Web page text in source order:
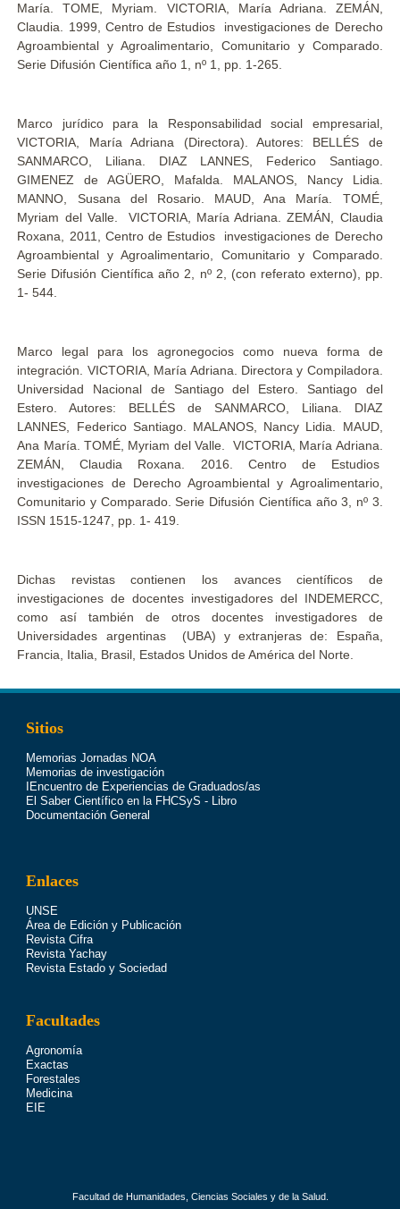
María. TOME, Myriam. VICTORIA, María Adriana. ZEMÁN,
Claudia. 1999, Centro de Estudios investigaciones de Derecho
Agroambiental y Agroalimentario, Comunitario y Comparado.
Serie Difusión Científica año 1, nº 1, pp. 1-265.
Marco jurídico para la Responsabilidad social empresarial,
VICTORIA, María Adriana (Directora). Autores: BELLÉS de
SANMARCO, Liliana. DIAZ LANNES, Federico Santiago.
GIMENEZ de AGÜERO, Mafalda. MALANOS, Nancy Lidia.
MANNO, Susana del Rosario. MAUD, Ana María. TOMÉ,
Myriam del Valle. VICTORIA, María Adriana. ZEMÁN, Claudia
Roxana, 2011, Centro de Estudios investigaciones de Derecho
Agroambiental y Agroalimentario, Comunitario y Comparado.
Serie Difusión Científica año 2, nº 2, (con referato externo), pp.
1- 544.
Marco legal para los agronegocios como nueva forma de
integración. VICTORIA, María Adriana. Directora y Compiladora.
Universidad Nacional de Santiago del Estero. Santiago del
Estero. Autores: BELLÉS de SANMARCO, Liliana. DIAZ
LANNES, Federico Santiago. MALANOS, Nancy Lidia. MAUD,
Ana María. TOMÉ, Myriam del Valle. VICTORIA, María Adriana.
ZEMÁN, Claudia Roxana. 2016. Centro de Estudios
investigaciones de Derecho Agroambiental y Agroalimentario,
Comunitario y Comparado. Serie Difusión Científica año 3, nº 3.
ISSN 1515-1247, pp. 1- 419.
Dichas revistas contienen los avances científicos de
investigaciones de docentes investigadores del INDEMERCC,
como así también de otros docentes investigadores de
Universidades argentinas (UBA) y extranjeras de: España,
Francia, Italia, Brasil, Estados Unidos de América del Norte.
Sitios
Memorias Jornadas NOA
Memorias de investigación
IEncuentro de Experiencias de Graduados/as
El Saber Científico en la FHCSyS - Libro
Documentación General
Enlaces
UNSE
Área de Edición y Publicación
Revista Cifra
Revista Yachay
Revista Estado y Sociedad
Facultades
Agronomía
Exactas
Forestales
Medicina
EIE
Facultad de Humanidades, Ciencias Sociales y de la Salud.